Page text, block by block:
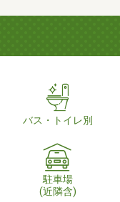
バス・トイレ別
駐車場
(近隣含)